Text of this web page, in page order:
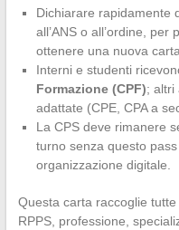
Dichiarare rapidamente
all’ANS o all’ordine, per
ottenere una nuova
Interni e studenti
Formazione (CPF); altri
adattate (CPE, CPA a
La CPS deve rimanere
turno senza questo
organizzazione digitale.
Questa carta raccoglie
RPPS, professione,